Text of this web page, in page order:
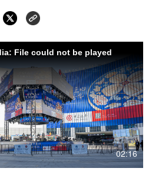
02:16
File could not be played